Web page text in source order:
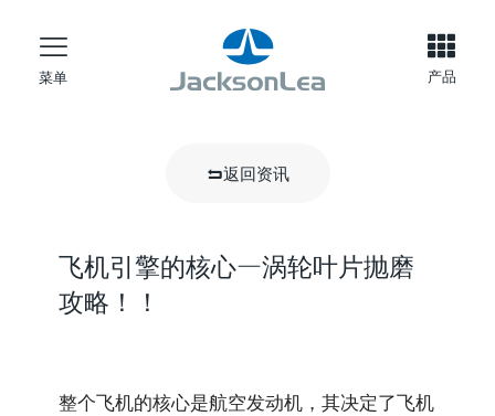
菜单 产品
返回资讯
飞机引擎的核心—涡轮叶片抛磨
攻略！！
整个飞机的核心是航空发动机，其决定了飞机